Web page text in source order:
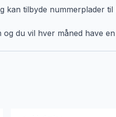
tilbyde nummerplader til
du vil hver måned have